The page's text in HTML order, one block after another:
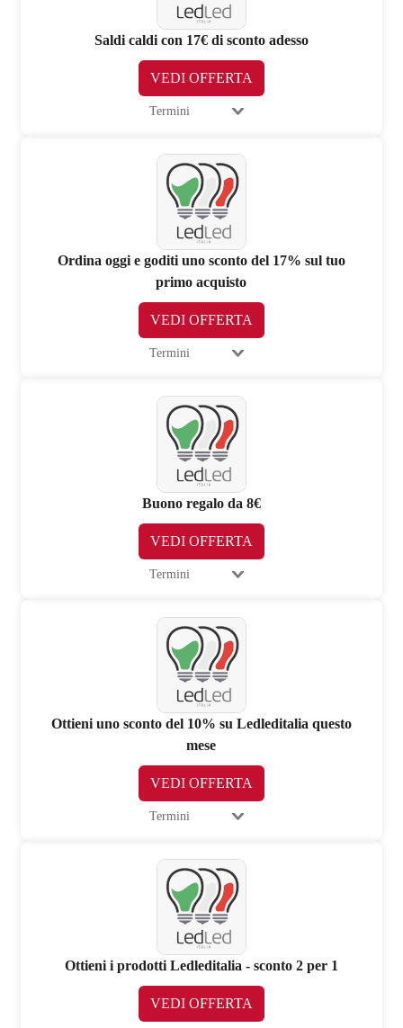
Saldi caldi con 17€ di sconto adesso
VEDI OFFERTA
Termini
Ordina oggi e goditi uno sconto del 17% sul tuo
primo acquisto
VEDI OFFERTA
Termini
Buono regalo da 8€
VEDI OFFERTA
Termini
Ottieni uno sconto del 10% su Ledleditalia questo
mese
VEDI OFFERTA
Termini
Ottieni i prodotti Ledleditalia - sconto 2 per 1
VEDI OFFERTA